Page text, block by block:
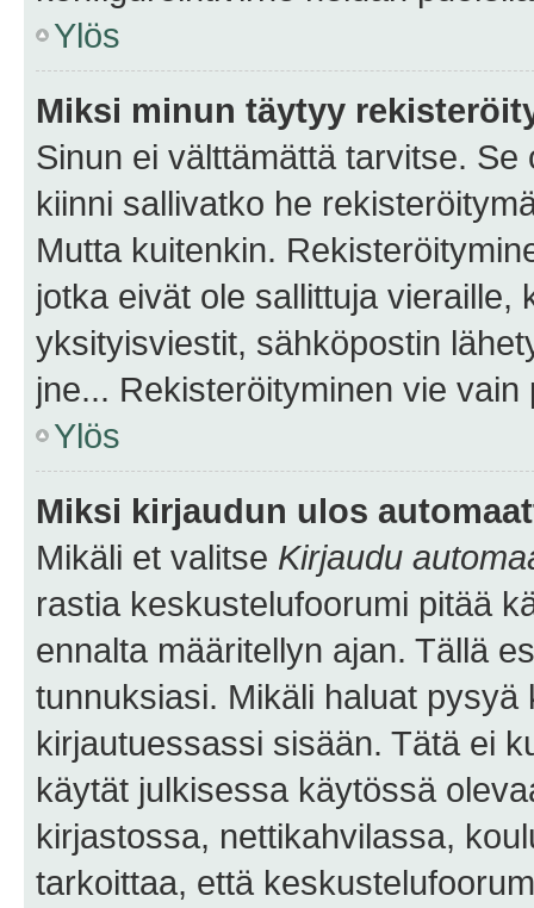
Ylös
Miksi minun täytyy
Sinun ei välttämättä tarvitse.
kiinni sallivatko he
Mutta kuitenkin.
jotka eivät ole sallittuja vieraille,
yksityisviestit, sähköpostin
jne... Rekisteröityminen vie
Ylös
Miksi kirjaudun ulos
Mikäli et valitse Kirjaudu
rastia keskustelufoorumi pitää
ennalta määritellyn ajan. Tällä
tunnuksiasi. Mikäli haluat
kirjautuessassi sisään. Tätä ei
käytät julkisessa käytössä
kirjastossa, nettikahvilassa,
tarkoittaa, että